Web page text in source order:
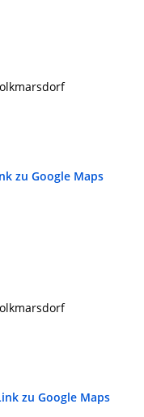
zu Google Maps
zu Google Maps